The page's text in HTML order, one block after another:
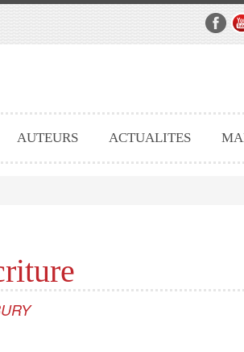
AUTEURS ACTUALITES